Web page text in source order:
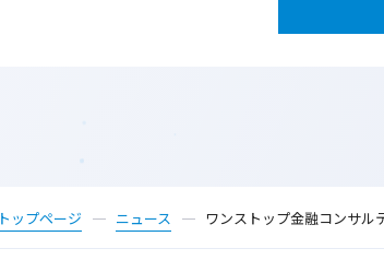
トップページ ニュース ワンストップ金融コンサル